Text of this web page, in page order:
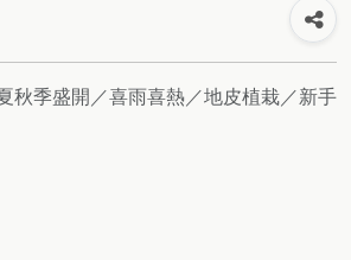
秋季盛開／喜雨喜熱／地皮植栽／新手